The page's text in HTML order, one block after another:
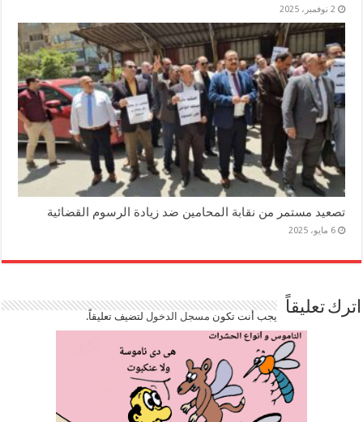
2 نوفمبر، 2025
تصعيد مستمر من نقابة المحامين ضد زيادة الرسوم القضائية
6 مايو، 2025
اترك تعليقاً يجب أنت تكون مسجل الدخوللتضيف تعليقاً.